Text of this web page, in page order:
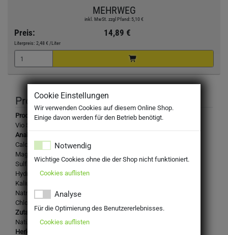
MEHRWEG
inkl. MwSt. zzgl Pfand: 5,10 €
Preis: 14,89 €
Literpreis: 2,48 € /Liter
Produktbeschreibung
Produktbezeichnung:
Vio Still, Natürliches Mineralwasser mit Kohlensäure
Analysewerte in mg/l:
Calcium: 51
Magnesium: 5,3
Sulfat: 19
Hydrogencarbonat: 152
Kalium: 0
Natrium: 15
Chlorid: 20
Zutaten:
Natürliches Mineralwasser, Kohlensäure
Herkunftsland:
Cookie Einstellungen
Wir verwenden Cookies auf diesem Online Shop.
Einige davon werden für den Betrieb benötigt.
Notwendig
Wichtige Cookies ohne die der Shop nicht funktioniert.
Cookies auflisten
Analyse
Für die Optimierung des Benutzererlebnisses.
Cookies auflisten